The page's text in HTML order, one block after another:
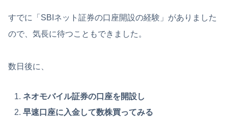
すでに「SBIネット証券の口座開設の経験」がありました
ので、気長に待つこともできました。
数日後に、
ネオモバイル証券の口座を開設し
早速口座に入金して数株買ってみる